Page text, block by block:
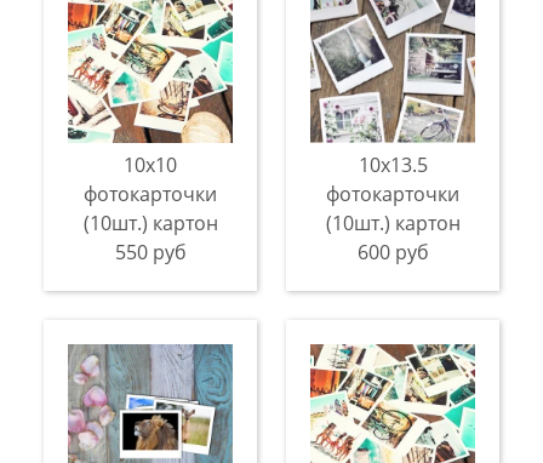
10х10
фотокарточки
(10шт.) картон
550 руб
10х13.5
фотокарточки
(10шт.) картон
600 руб